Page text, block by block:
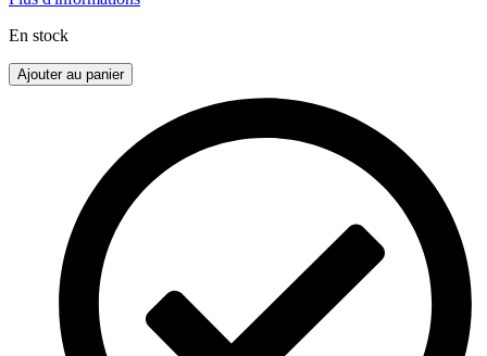
En stock
quantité
de
Ajouter au panier